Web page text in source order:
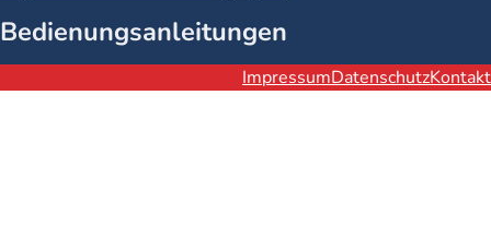
Bedienungsanleitungen
ImpressumDatenschutzKontakt